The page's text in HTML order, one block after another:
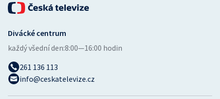
Divácké centrum
každý všední den:8:00—16:00 hodin
261 136 113
info@ceskatelevize.cz